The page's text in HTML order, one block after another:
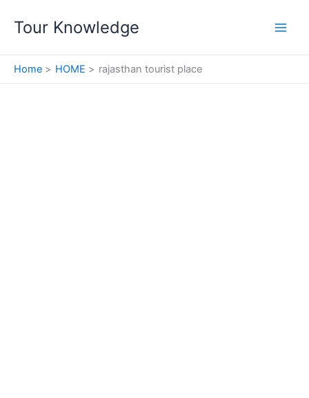
Tour Knowledge
Home HOME rajasthan tourist place